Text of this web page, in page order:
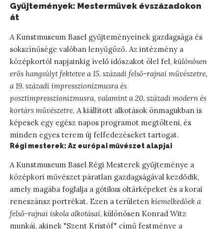
Gyűjtemények: Mesterművek évszázadokon
át
A Kunstmuseum Basel gyűjteményeinek gazdagsága és
sokszínűsége valóban lenyűgöző. Az intézmény a
középkortól napjainkig ívelő időszakot ölel fel, különösen
erős hangsúlyt fektetve a 15. századi felső-rajnai művészetre,
a 19. századi impresszionizmusra és
posztimpresszionizmusra, valamint a 20. századi modern és
kortárs művészetre. A kiállított alkotások önmagukban is
képesek egy egész napos programot megtölteni, és
minden egyes terem új felfedezéseket tartogat.
Régi mesterek: Az európai művészet alapjai
A Kunstmuseum Basel Régi Mesterek gyűjteménye a
középkori művészet páratlan gazdagságával kezdődik,
amely magába foglalja a gótikus oltárképeket és a korai
reneszánsz portrékat. Ezen a területen kiemelkedőek a
felső-rajnai iskola alkotásai, különösen Konrad Witz
munkái, akinek "Szent Kristóf" című festménye a